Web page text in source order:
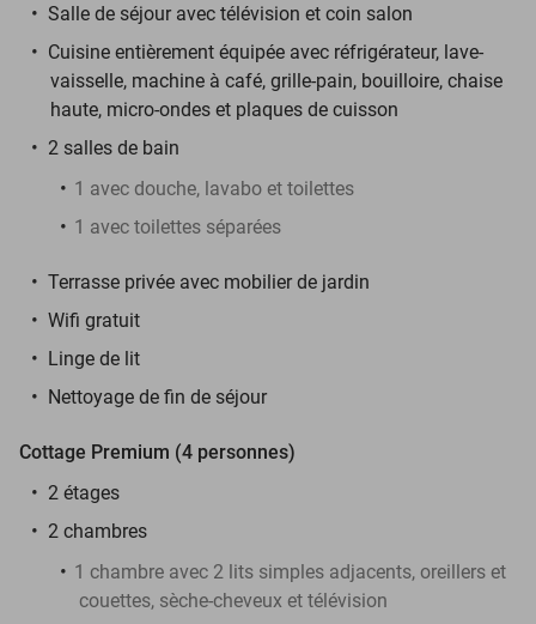
Salle de séjour avec télévision et coin salon
Cuisine entièrement équipée avec réfrigérateur, lave-
vaisselle, machine à café, grille-pain, bouilloire, chaise
haute, micro-ondes et plaques de cuisson
2 salles de bain
1 avec douche, lavabo et toilettes
1 avec toilettes séparées
Terrasse privée avec mobilier de jardin
Wifi gratuit
Linge de lit
Nettoyage de fin de séjour
Cottage Premium (4 personnes)
2 étages
2 chambres
1 chambre avec 2 lits simples adjacents, oreillers et
couettes, sèche-cheveux et télévision